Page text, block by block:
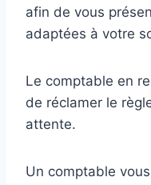
afin de vous
adaptées à votre
Le comptable en
de réclamer le
attente.
Un comptable